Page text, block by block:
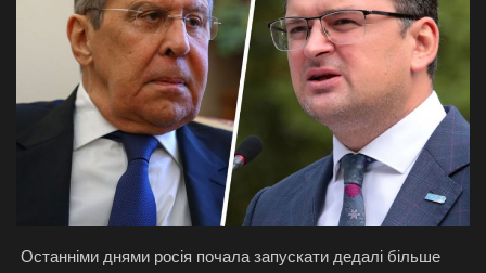
Галерея
Політика
Економіка
Технології
Останніми днями росія почала запускати дедалі більше